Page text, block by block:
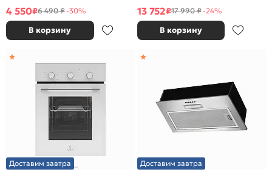
4 550₽6 490 ₽-30%
В корзину
13 752₽17 990 ₽-24%
В корзину
Доставим завтра
Доставим завтра